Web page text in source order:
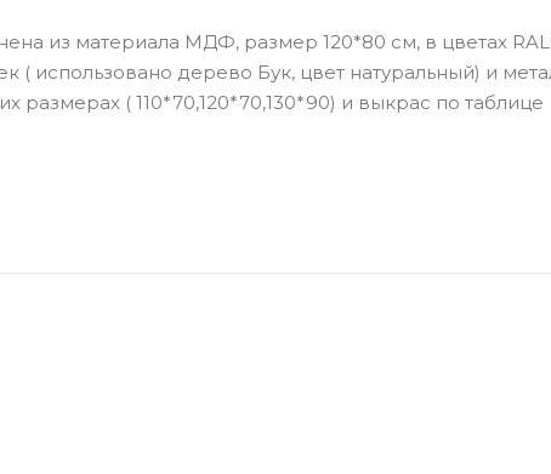
из материала МДФ, размер 120*80 см, в цветах
использовано дерево Бук, цвет натуральный) и
( 110*70,120*70,130*90) и выкрас по